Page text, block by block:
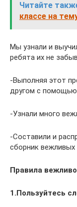
Читайте
классе на
Мы узнали и
ребята их не
-Выполняя этот
другом с
-Узнали много
-Составили и
сборник вежливых
Правила
1 .Пользуйтесь